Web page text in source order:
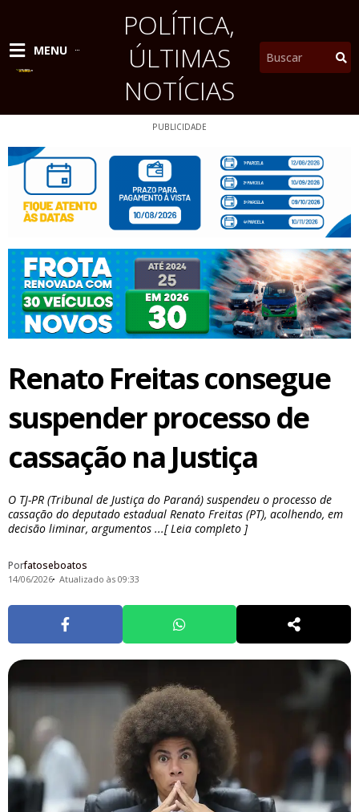
conteúdo
MENU
POLÍTICA,
ÚLTIMAS
NOTÍCIAS
Pesquisar
PUBLICIDADE
Renato Freitas consegue
suspender processo de
cassação na Justiça
O TJ-PR (Tribunal de Justiça do Paraná) suspendeu o processo de
cassação do deputado estadual Renato Freitas (PT), acolhendo, em
decisão liminar, argumentos ...[ Leia completo ]
Porfatoseboatos
14/06/2026 Atualizado às 09:33